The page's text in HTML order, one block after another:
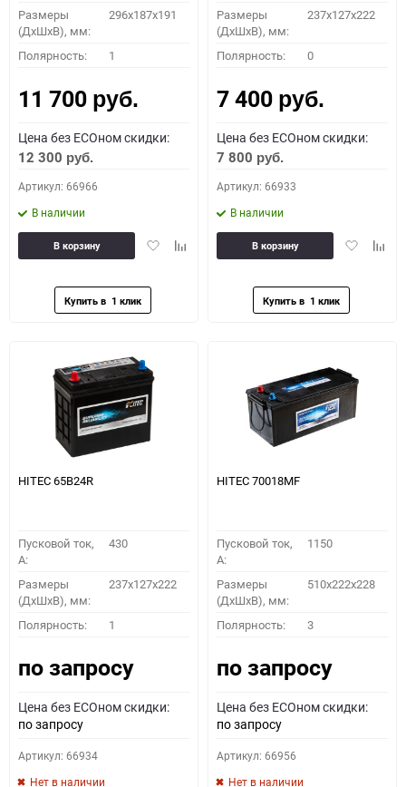
Размеры
(ДхШхВ), мм:
296х187х191
Полярность: 1
11 700 руб.
Цена без ECOном скидки:
12 300 руб.
Артикул: 66966
В наличии
ДобавитьДобавить
В корзину
Размеры
(ДхШхВ), мм:
237x127x222
Полярность: 0
7 400 руб.
Цена без ECOном скидки:
7 800 руб.
Артикул: 66933
В наличии
Добавить
В корзину
HITEC 65B24R
Пусковой ток,
A:
430
Размеры
(ДхШхВ), мм:
237x127x222
Полярность: 1
по запросу
Цена без ECOном скидки:
по запросу
Артикул: 66934
Нет в наличии
HITEC 70018MF
Пусковой ток,
A:
1150
Размеры
(ДхШхВ), мм:
510x222x228
Полярность: 3
по запросу
Цена без ECOном скидки:
по запросу
Артикул: 66956
Нет в наличии